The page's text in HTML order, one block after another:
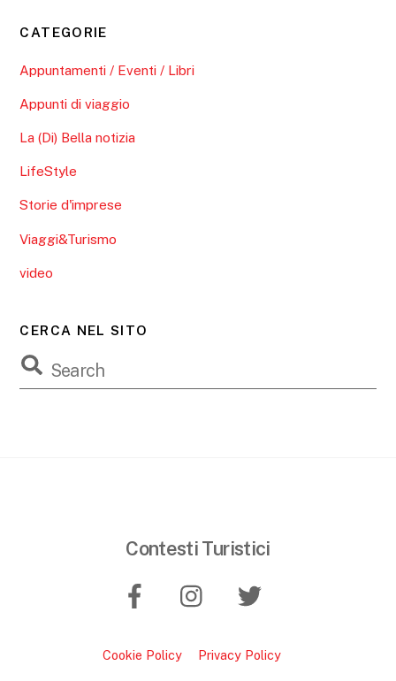
CATEGORIE
Appuntamenti / Eventi / Libri
Appunti di viaggio
La (Di) Bella notizia
LifeStyle
Storie d'imprese
Viaggi&Turismo
video
CERCA NEL SITO
Contesti Turistici
Cookie Policy Privacy Policy